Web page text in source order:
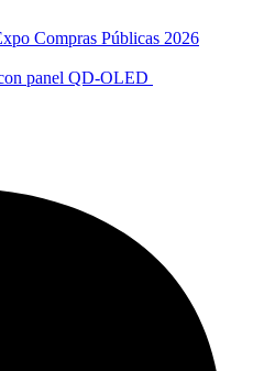
Compras Públicas 2026
panel QD-OLED